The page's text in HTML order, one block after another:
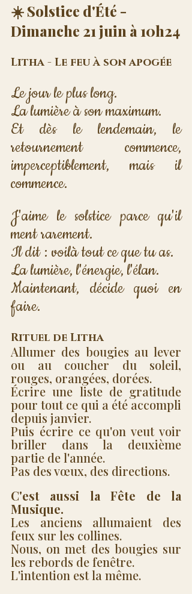
☀️ Solstice d'Été -
Dimanche 21 juin à 10h24
Litha - Le feu à son apogée
Le jour le plus long.
La lumière à son maximum.
Et dès le lendemain, le
retournement commence,
imperceptiblement, mais il
commence.
J'aime le solstice parce qu'il
ment rarement.
Il dit : voilà tout ce que tu as.
La lumière, l'énergie, l'élan.
Maintenant, décide quoi en
faire.
Rituel de Litha
Allumer des bougies au lever
ou au coucher du soleil,
rouges, orangées, dorées.
Écrire une liste de gratitude
pour tout ce qui a été accompli
depuis janvier.
Puis écrire ce qu'on veut voir
briller dans la deuxième
partie de l'année.
Pas des vœux, des directions.
C'est aussi la Fête de la
Musique.
Les anciens allumaient des
feux sur les collines.
Nous, on met des bougies sur
les rebords de fenêtre.
L'intention est la même.